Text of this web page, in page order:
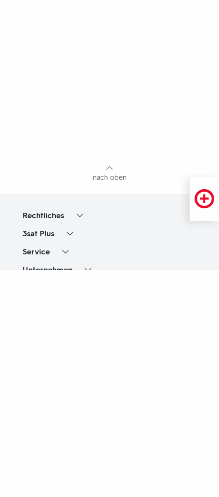
nach oben
Rechtliches
3sat Plus
Service
Unternehmen